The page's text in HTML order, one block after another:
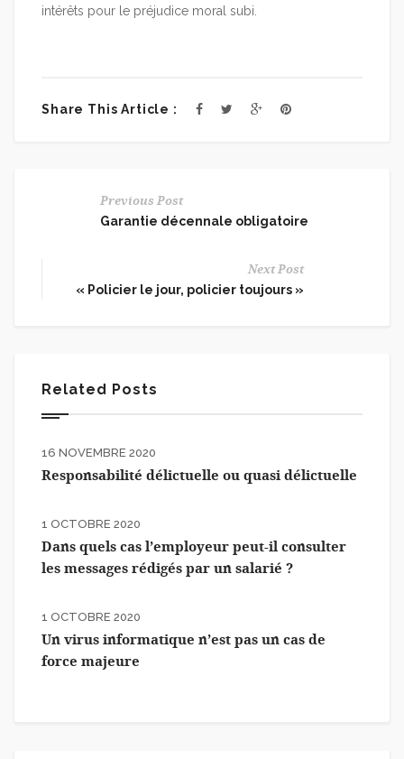
intérêts pour le préjudice moral subi.
Share This Article :
Previous Post
Garantie décennale obligatoire
Next Post
« Policier le jour, policier toujours »
Related Posts
16 NOVEMBRE 2020
Responsabilité délictuelle ou quasi délictuelle
1 OCTOBRE 2020
Dans quels cas l’employeur peut-il consulter
les messages rédigés par un salarié ?
1 OCTOBRE 2020
Un virus informatique n’est pas un cas de
force majeure